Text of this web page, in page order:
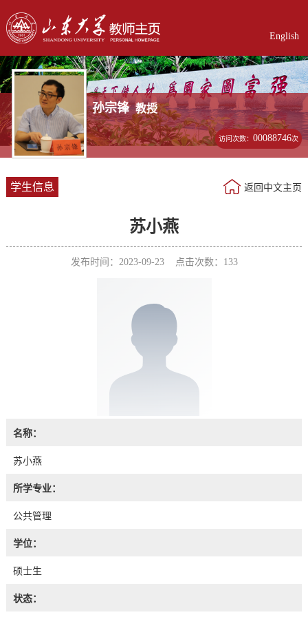
English
孙宗锋 教授
访问次数：00088746次
学生信息 返回中文主页
苏小燕
发布时间：2023-09-23 点击次数： 133
名称：
苏小燕
所学专业：
公共管理
学位：
硕士生
状态：